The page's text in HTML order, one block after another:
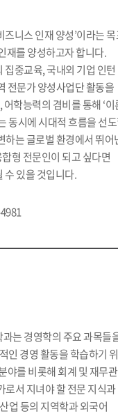
니스 인재 양성’이라는
재를 양성하고자 합니다.
중교육, 국내외 기업 인턴
전문가 양성사업단 활동을
학능력의 겸비를 통해 ‘이
동시에 시대적 흐름을 선
하는 글로벌 환경에서 뛰어
형 전문인이 되고 싶다면
수 있을 것입니다.
는 경영학의 주요 과목들
인 경영 활동을 학습하기
야를 비롯해 회계 및 재무
서 지녀야 할 전문 지식과
업 등의 지역학과 외국어